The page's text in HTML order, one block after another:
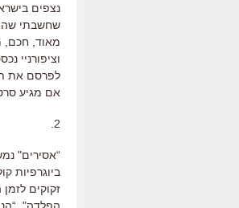
נצפים
שחשבתי
מאוד, חכם,
וציפורניי
לפרסם את
אם מגיע
2.
“אסירים"
ביוגרפיות
זקוקים